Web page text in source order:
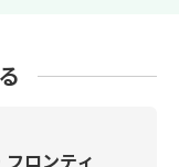
ロンティ